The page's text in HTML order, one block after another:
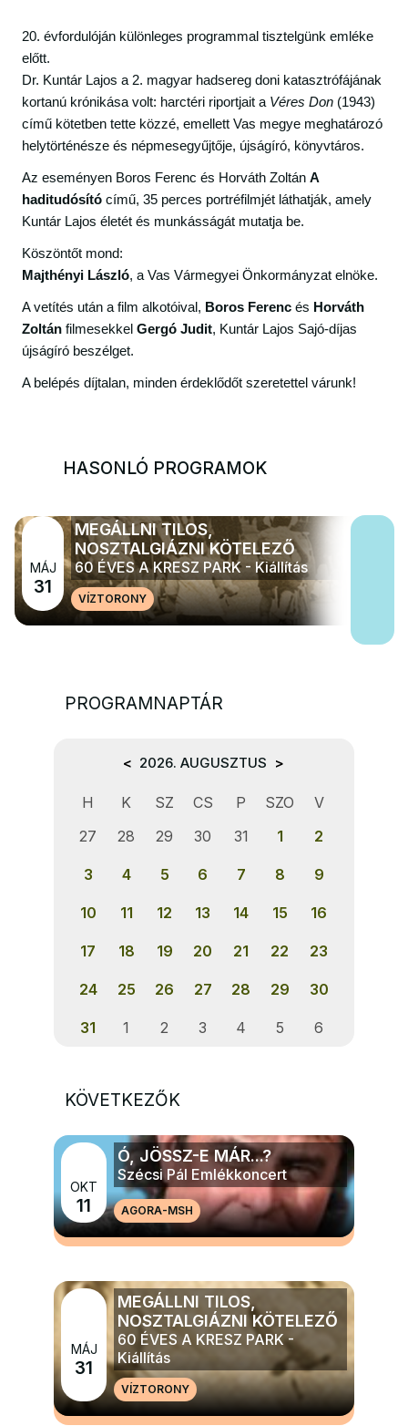
20. évfordulóján különleges programmal tisztelgünk emléke
előtt.
Dr. Kuntár Lajos a 2. magyar hadsereg doni katasztrófájának
kortanú krónikása volt: harctéri riportjait a Véres Don (1943)
című kötetben tette közzé, emellett Vas megye meghatározó
helytörténésze és népmesegyűjtője, újságíró, könyvtáros.
Az eseményen Boros Ferenc és Horváth Zoltán A
haditudósító című, 35 perces portréfilmjét láthatják, amely
Kuntár Lajos életét és munkásságát mutatja be.
Köszöntőt mond:
Majthényi László, a Vas Vármegyei Önkormányzat elnöke.
A vetítés után a film alkotóival, Boros Ferenc és Horváth
Zoltán filmesekkel Gergó Judit, Kuntár Lajos Sajó-díjas
újságíró beszélget.
A belépés díjtalan, minden érdeklődőt szeretettel várunk!
HASONLÓ PROGRAMOK
MÁJ
31
MEGÁLLNI TILOS,
NOSZTALGIÁZNI KÖTELEZŐ
60 ÉVES A KRESZ PARK - Kiállítás
VÍZTORONY
PROGRAMNAPTÁR
< 2026. AUGUSZTUS >
H K SZ CS P SZO
V
27
28 29 30 31 1 2
3 4 5 6 7 8 9
10 11 12 13 14 15 16
17 18 19 20 21 22 23
24 25 26 27 28 29 30
31 1 2 3 4 5 6
KÖVETKEZŐK
OKT
11
Ó, JÖSSZ-E MÁR...?
Szécsi Pál Emlékkoncert
AGORA-MSHMÉG TÖBB ZENE
MÁJ
31
MEGÁLLNI TILOS,
NOSZTALGIÁZNI KÖTELEZŐ
60 ÉVES A KRESZ PARK -
Kiállítás
VÍZTORONY
MÉG TÖBB ELŐADÁS, TÁNC, KIÁLLÍTÁS